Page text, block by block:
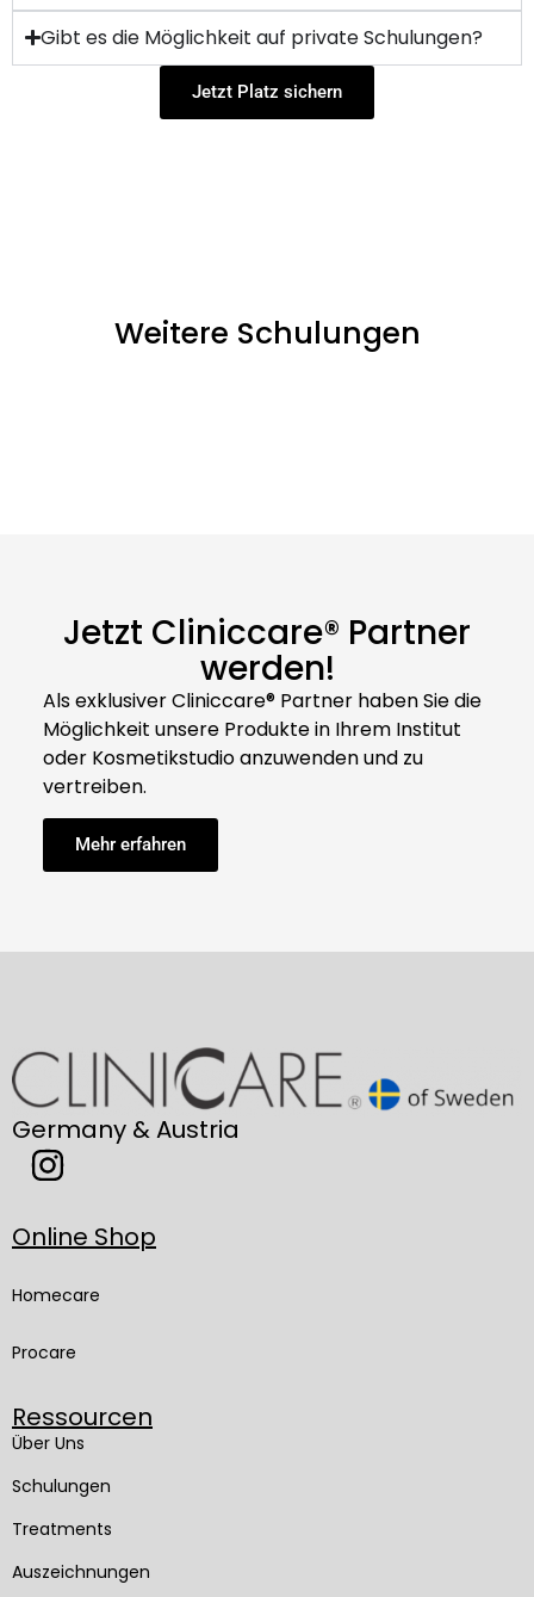
Gibt es die Möglichkeit auf private Schulungen?
Jetzt Platz sichern
Weitere Schulungen
Jetzt Cliniccare® Partner
werden!
Als exklusiver Cliniccare® Partner haben Sie die
Möglichkeit unsere Produkte in Ihrem Institut
oder Kosmetikstudio anzuwenden und zu
vertreiben.
Mehr erfahren
Germany & Austria
Online Shop
Homecare
Procare
Ressourcen
Über Uns
Schulungen
Treatments
Auszeichnungen